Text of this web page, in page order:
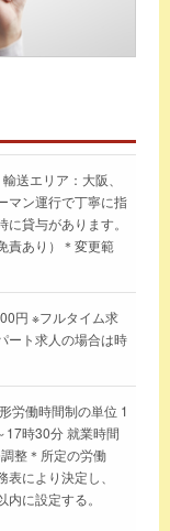
送エリア：大阪、
マン運行で丁寧に指
貸与があります。
責あり）＊変更範
円 ※フルタイム求
ート求人の場合は時
労働時間制の単位 1
17時30分 就業時間
整＊所定の労働
により決定し、
に設定する。